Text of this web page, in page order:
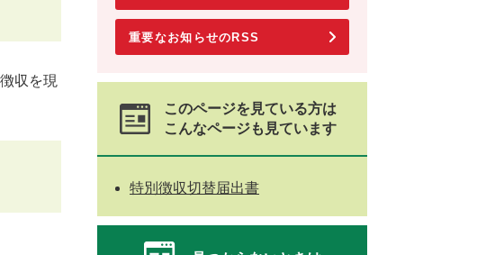
収を現
重要なお知らせのRSS
このページを見ている方は
こんなページも見ています
特別徴収切替届出書